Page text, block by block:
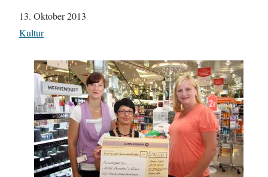
Datum
13. Oktober 2013
In Bezug auf
Kultur